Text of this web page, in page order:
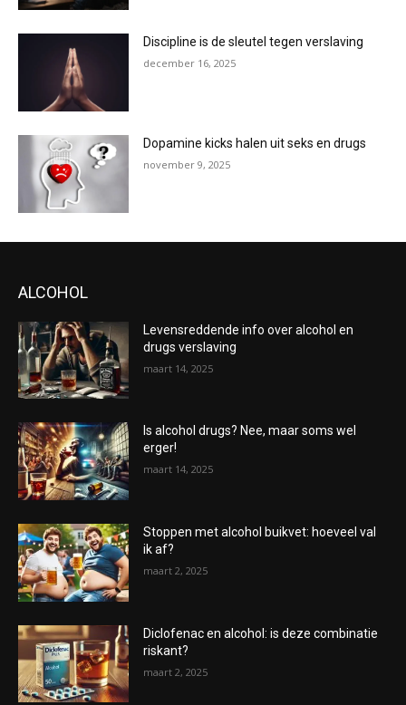
Discipline is de sleutel tegen verslaving
december 16, 2025
Dopamine kicks halen uit seks en drugs
november 9, 2025
ALCOHOL
Levensreddende info over alcohol en
drugs verslaving
maart 14, 2025
Is alcohol drugs? Nee, maar soms wel
erger!
maart 14, 2025
Stoppen met alcohol buikvet: hoeveel val
ik af?
maart 2, 2025
Diclofenac en alcohol: is deze combinatie
riskant?
maart 2, 2025